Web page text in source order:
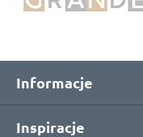
Informacje
Inspiracje